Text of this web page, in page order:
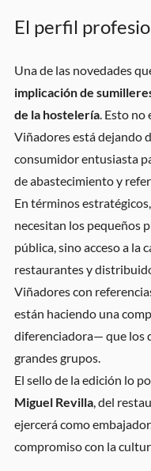
El perfil
Una de las novedades
implicación de
de la hostelería. Esto no
Viñadores está dejando
consumidor entusiasta
de abastecimiento y
En términos
necesitan los pequeños
pública, sino acceso a la
restaurantes y
Viñadores con
están haciendo una
diferenciadora— que los
grandes grupos.
El sello de la edición lo
Miguel Revilla, del
ejercerá como
compromiso con la